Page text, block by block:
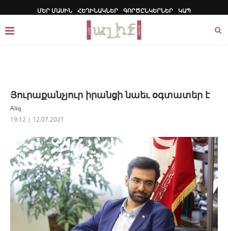
ՄԵՐ ՄԱՍԻՆ ՀԵՂԻՆԱԿՆԵՐ ԳՈՐԾԸՆԿԵՐՆԵՐ ԿԱՊ
Յուրաքանչյուր իրանցի նաեւ օգտատեր է
Aliq
19:12 | 12.07.2021